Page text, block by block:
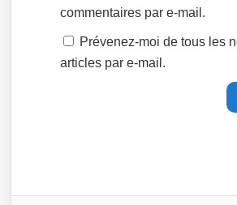
commentaires par e-mail.
Prévenez-moi de tous les
articles par e-mail.